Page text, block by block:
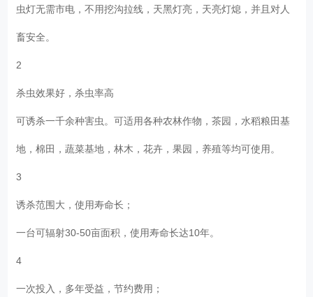
虫灯无需市电，不用挖沟拉线，天黑灯亮，天亮灯熄，并且对人
畜安全。
2
杀虫效果好，杀虫率高
可诱杀一千余种害虫。可适用各种农林作物，茶园，水稻粮田基
地，棉田，蔬菜基地，林木，花卉，果园，养殖等均可使用。
3
诱杀范围大，使用寿命长；
一台可辐射30-50亩面积，使用寿命长达10年。
4
一次投入，多年受益，节约费用；